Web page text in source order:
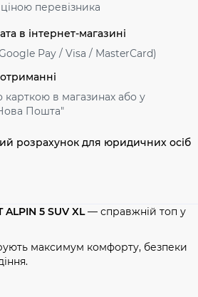
перевізника
в інтернет-магазині
Pay / Visa / MasterСard)
карткою в магазинах або у
Пошта"
розрахунок для юридичних осіб
ALPIN 5 SUV XL— справжній топ у
максимум комфорту, безпеки